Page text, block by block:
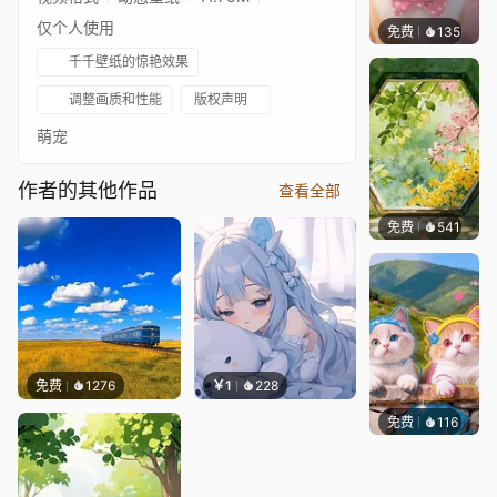
仅个人使用
千千壁纸的惊艳效果
调整画质和性能 版权声明
萌宠
作者的其他作品 查看全部
免费 1276 ￥1 228
免费 135好看
免费 541渔小小
免费 116豆子